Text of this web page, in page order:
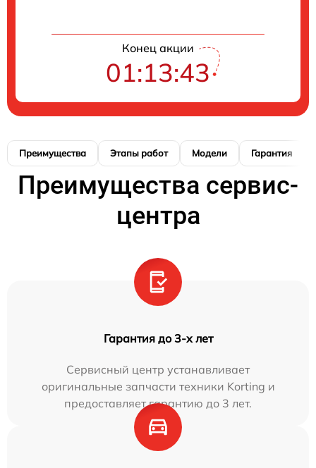
Конец акции
01:13:41
Преимущества Этапы работ Модели Гарантия
Преимущества сервис-
центра
Гарантия до 3-х лет
Сервисный центр устанавливает
оригинальные запчасти техники Korting и
предоставляет гарантию до 3 лет.